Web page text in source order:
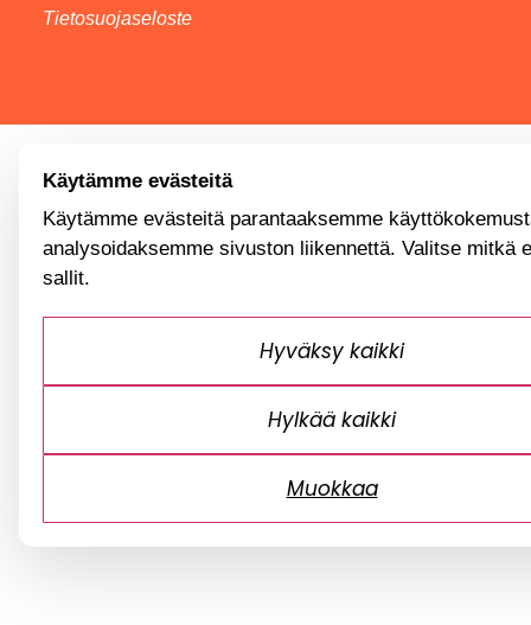
Tietosuojaseloste
Käytämme evästeitä
Käytämme evästeitä parantaaksemme
analysoidaksemme sivuston liikennettä. Valitse mitkä
sallit.
Hyväksy kaikki
Hylkää kaikki
Muokkaa